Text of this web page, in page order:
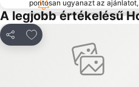
pontosan ugyanazt az
A legjobb értékelésű
Megosztás
Hozzáadás a